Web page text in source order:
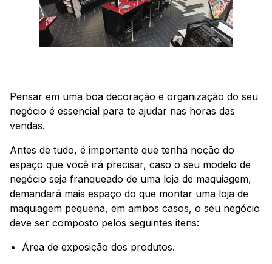
Pensar em uma boa decoração e organização do seu
negócio é essencial para te ajudar nas horas das
vendas.
Antes de tudo, é importante que tenha noção do
espaço que você irá precisar, caso o seu modelo de
negócio seja franqueado de uma loja de maquiagem,
demandará mais espaço do que montar uma loja de
maquiagem pequena, em ambos casos, o seu negócio
deve ser composto pelos seguintes itens:
Área de exposição dos produtos.